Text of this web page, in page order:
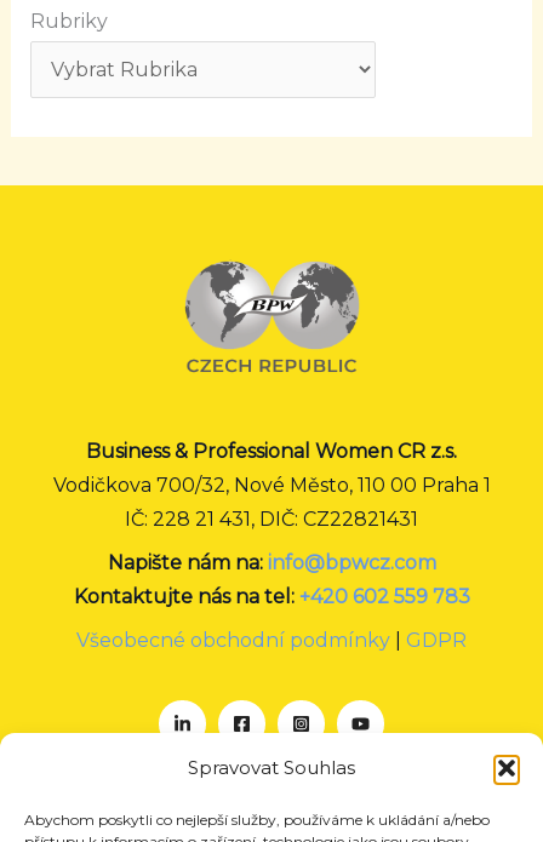
Spravovat Souhlas
Abychom poskytli co nejlepší služby, používáme k ukládání a/nebo
Rubriky
Business & Professional Women CR z.s.
Vodičkova 700/32, Nové Město, 110 00 Praha 1
IČ: 228 21 431, DIČ: CZ22821431
Napište nám na: info@bpwcz.com
Kontaktujte nás na tel: +420 602 559 783
Všeobecné obchodní podmínky
GDPR
O nás